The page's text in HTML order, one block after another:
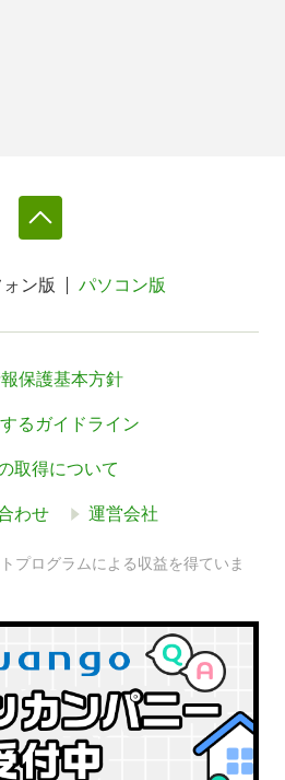
ン版 パソコン版
保護基本方針
るガイドライン
取得について
わせ 運営会社
プログラムによる収益を得ていま